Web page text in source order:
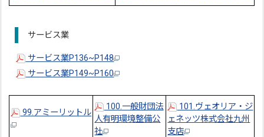
サービス業
サービス業P136~P148
サービス業P149~P160
99.アミーリットル
100.一般財団法
人有明環境整備公
社
101.ヴェオリア・ジ
ェネッツ株式会社九州
支店